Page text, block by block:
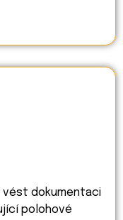
vést dokumentaci
polohové